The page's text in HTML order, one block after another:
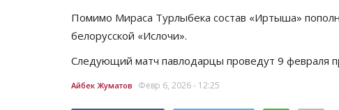
Помимо Мираса Турлыбека состав «Иртыша»
белорусской «Ислочи».
Следующий матч павлодарцы проведут 9 февраля
Айбек Жуматов Февр 6, 2026 - 12:25